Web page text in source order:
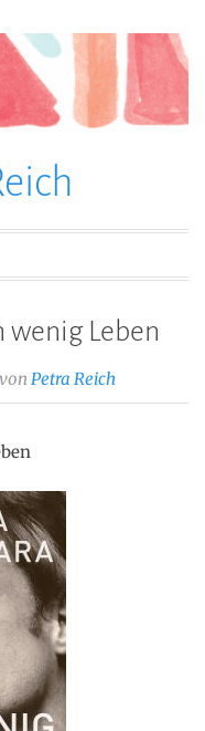
wenig Leben
von Petra Reich